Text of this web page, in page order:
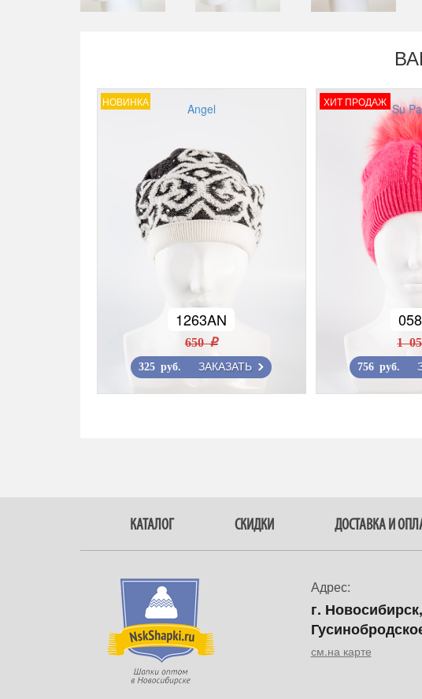
НОВИНКА Angel
1263AN
650 r
325 руб. ЗАКАЗАТЬ
ХИТ ПРОДАЖ Su
1
756 руб.
КАТАЛОГ СКИДКИ ДОСТАВКА И
Адрес:
г. Новосибирск,
см.на карте